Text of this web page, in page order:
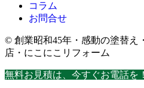
コラム
お問合せ
© 創業昭和45年・感動の塗替え
店・にこにこリフォーム
無料お見積は、今すぐお電話を！